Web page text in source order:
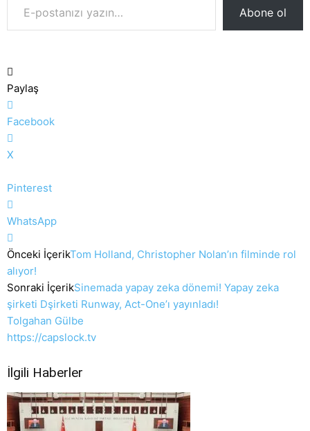
Abone ol
Paylaş
Facebook
X
Pinterest
WhatsApp
Önceki İçerikTom Holland, Christopher Nolan’ın filminde rol
alıyor!
Sonraki İçerikSinemada yapay zeka dönemi! Yapay zeka
şirketi Dşirketi Runway, Act-One’ı yayınladı!
Tolgahan Gülbe
https://capslock.tv
İlgili Haberler